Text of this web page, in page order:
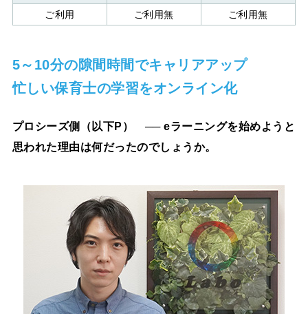
ご利用
ご利用無 ご利用無
5～10分の隙間時間でキャリアアップ
忙しい保育士の学習をオンライン化
プロシーズ側（以下P） ── eラーニングを始めようと
思われた理由は何だったのでしょうか。